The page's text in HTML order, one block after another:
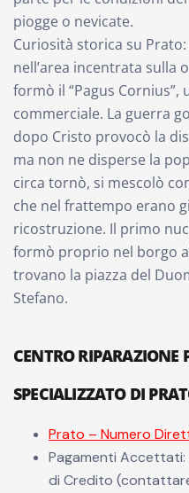
piogge o nevicate.
Curiosità storica su
nell’area incentrata sulla
formò il “Pagus
commerciale. La guerra
dopo Cristo provocò la
ma non ne disperse la
circa tornò, si mescolò
che nel frattempo erano
ricostruzione. Il primo
formò proprio nel borgo
trovano la piazza del
Stefano.
CENTRO RIPARAZIONE
SPECIALIZZATO DI
Prato – Numero
Pagamenti
di Credito